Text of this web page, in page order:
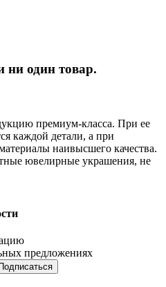
ни один товар.
премиум-класса. При ее
каждой детали, а при
наивысшего качества.
ювелирные украшения, не
предложениях